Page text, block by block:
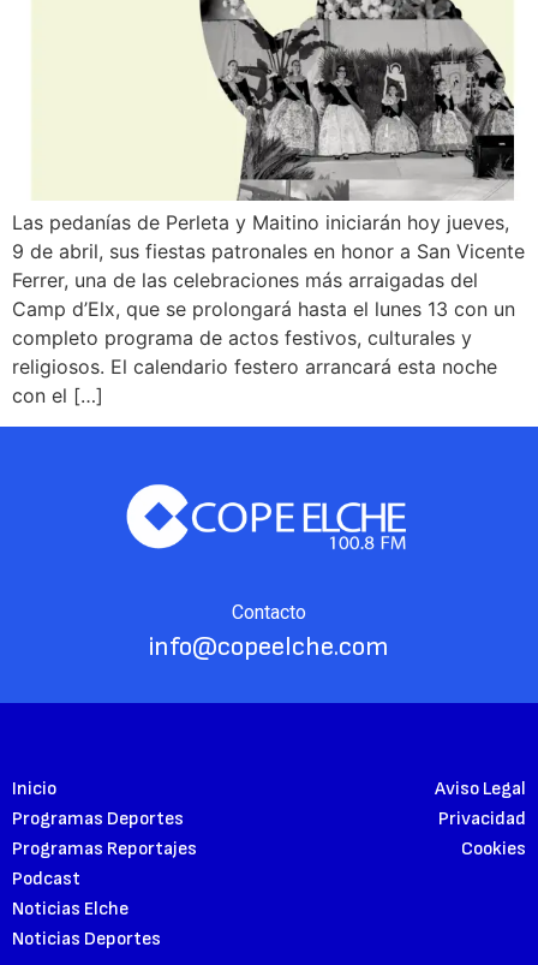
Las pedanías de Perleta y Maitino iniciarán hoy jueves,
9 de abril, sus fiestas patronales en honor a San Vicente
Ferrer, una de las celebraciones más arraigadas del
Camp d’Elx, que se prolongará hasta el lunes 13 con un
completo programa de actos festivos, culturales y
religiosos. El calendario festero arrancará esta noche
con el […]
Contacto
info@copeelche.com
Inicio
Programas Deportes
Programas Reportajes
Podcast
Noticias Elche
Noticias Deportes
Aviso Legal
Privacidad
Cookies